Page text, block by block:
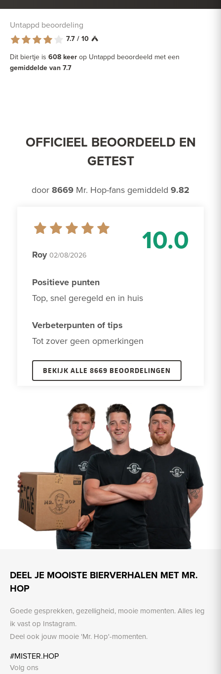
Untappd beoordeling
7.7 / 10
Dit biertje is 608 keer op Untappd beoordeeld met een
gemiddelde van 7.7
OFFICIEEL BEOORDEELD EN
GETEST
door 8669 Mr. Hop-fans gemiddeld 9.82
10.0
Roy 02/08/2026
Positieve punten
Top, snel geregeld en in huis
Verbeterpunten of tips
Tot zover geen opmerkingen
BEKIJK ALLE 8669 BEOORDELINGEN
DEEL JE MOOISTE BIERVERHALEN MET MR.
HOP
Goede gesprekken, gezelligheid, mooie momenten. Alles leg
ik vast op Instagram.
Deel ook jouw mooie 'Mr. Hop'-momenten.
#MISTER.HOP
Volg ons